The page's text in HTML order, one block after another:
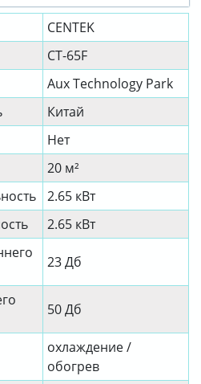
CENTEK
CT-65F
Aux Technology Park
Китай
Нет
20 м²
2.65 кВт
2.65 кВт
23 Дб
50 Дб
охлаждение /
обогрев